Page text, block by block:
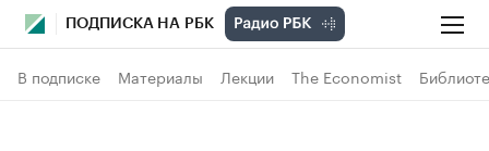
ПОДПИСКА НА РБК
В подписке Материалы Лекции The Economist